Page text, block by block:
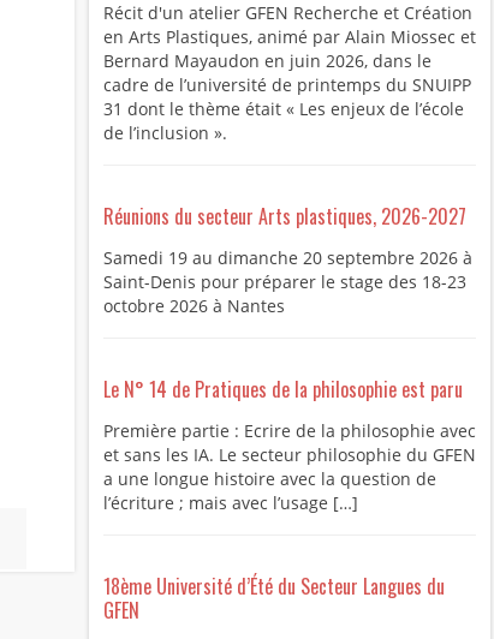
Récit d'un atelier GFEN Recherche et Création
en Arts Plastiques, animé par Alain Miossec et
Bernard Mayaudon en juin 2026, dans le
cadre de l’université de printemps du SNUIPP
31 dont le thème était « Les enjeux de l’école
de l’inclusion ».
Réunions du secteur Arts plastiques, 2026-2027
Samedi 19 au dimanche 20 septembre 2026 à
Saint-Denis pour préparer le stage des 18-23
octobre 2026 à Nantes
Le N° 14 de Pratiques de la philosophie est paru
Première partie : Ecrire de la philosophie avec
et sans les IA. Le secteur philosophie du GFEN
a une longue histoire avec la question de
l’écriture ; mais avec l’usage […]
18ème Université d’Été du Secteur Langues du
GFEN